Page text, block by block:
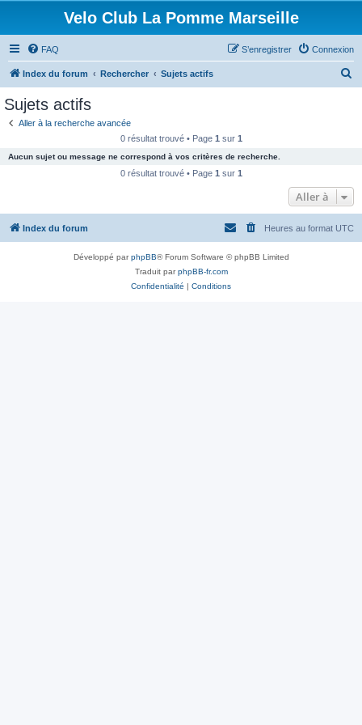
Velo Club La Pomme Marseille
FAQ Connexion
S’enregistrer
Index du forum Rechercher Sujets actifs
c
e
Sujets actifs
Aller à la recherche avancée
0 résultat trouvé • Page 1 sur 1
Aucun sujet ou message ne correspond à vos critères de recherche.
0 résultat trouvé • Page 1 sur 1
Aller à
Index du forum Heures au format UTC
Développé parphpBB® Forum Software © phpBB Limited
Traduit parphpBB-fr.com
Confidentialité | Conditions